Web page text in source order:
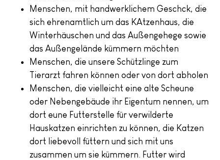
Menschen, mit handwerklichem Geschck, die
sich ehrenamtlich um das KAtzenhaus, die
Winterhäuschen und das Außengehege sowie
das Außengelände kümmern möchten
Menschen, die unsere Schützlinge zum
Tierarzt fahren können oder von dort abholen
Menschen, die vielleicht eine alte Scheune
oder Nebengebäude ihr Eigentum nennen, um
dort eune Futterstelle für verwilderte
Hauskatzen einrichten zu können, die Katzen
dort liebevoll füttern und sich mit uns
zusammen um sie kümmern. Futter wird